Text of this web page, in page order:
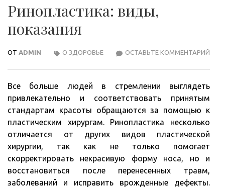
Ринопластика: виды,
показания
ОТ ADMIN ОСТАВЬТЕ КОММЕНТАРИЙ
О ЗДОРОВЬЕ
Все больше людей в стремлении выглядеть
привлекательно и соответствовать принятым
стандартам красоты обращаются за помощью к
пластическим хирургам. Ринопластика несколько
отличается от других видов пластической
хирургии, так как не только помогает
скорректировать некрасивую форму носа, но и
восстановиться после перенесенных травм,
заболеваний и исправить врожденные дефекты.